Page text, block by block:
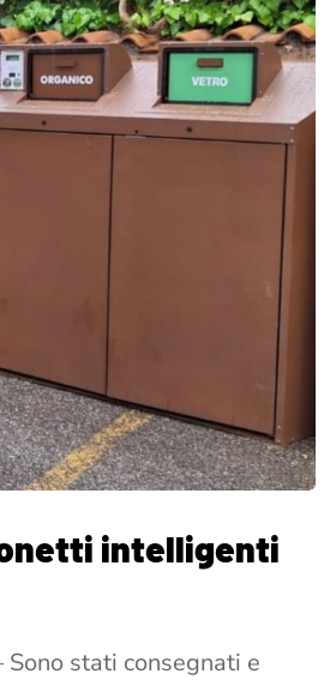
intelligenti
stati consegnati e